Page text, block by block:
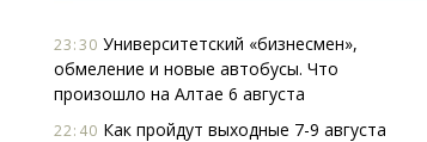
23:30 Университетский «бизнесмен»,
обмеление и новые автобусы. Что
произошло на Алтае 6 августа
22:40 Как пройдут выходные 7-9 августа